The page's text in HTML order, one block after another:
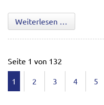
Weiterlesen …
Seite 1 von 132
1 2 3 4 5